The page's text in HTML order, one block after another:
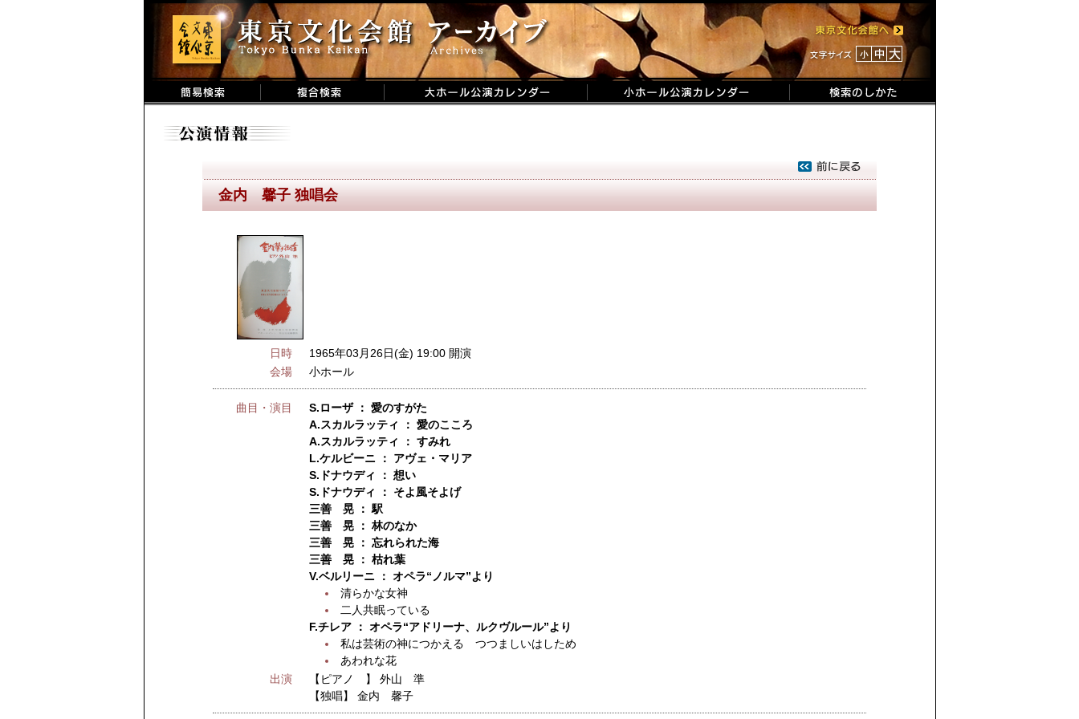
金内 馨子 独唱会
日時
1965年03月26日(金) 19:00 開演
会場
小ホール
曲目・演目
S.ローザ ： 愛のすがた
A.スカルラッティ ： 愛のこころ
A.スカルラッティ ： すみれ
L.ケルビーニ ： アヴェ・マリア
S.ドナウディ ： 想い
S.ドナウディ ： そよ風そよげ
三善 晃 ： 駅
三善 晃 ： 林のなか
三善 晃 ： 忘れられた海
三善 晃 ： 枯れ葉
V.ベルリーニ ： オペラ“ノルマ”より
清らかな女神
二人共眠っている
F.チレア ： オペラ“アドリーナ、ルクヴルール”より
私は芸術の神につかえる つつましいはしため
あわれな花
出演
【ピアノ 】 外山 準
【独唱】 金内 馨子